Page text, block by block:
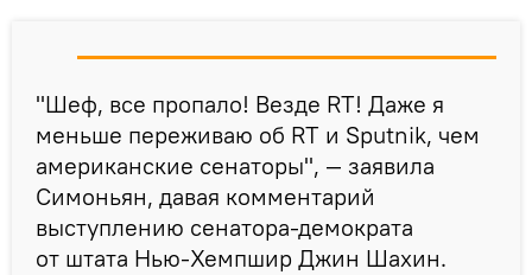
"Шеф, все пропало! Везде RT! Даже я
меньше переживаю об RT и Sputnik, чем
американские сенаторы", — заявила
Симоньян, давая комментарий
выступлению сенатора-демократа
от штата Нью-Хемпшир Джин Шахин.